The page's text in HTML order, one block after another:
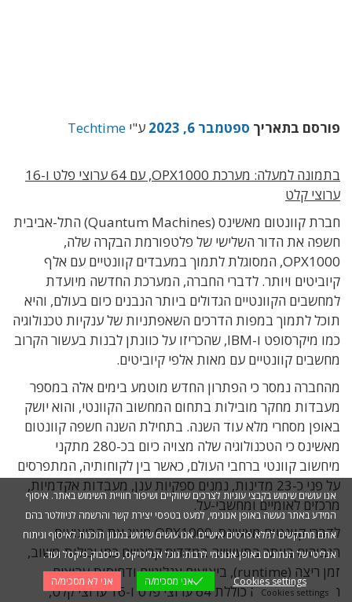
פורסם בתאריך ספטמבר 6, 2023 ע"י Techtime
בתמונה למעלה: מערכת OPX1000, עם 64 ערוצי פלט ו-16
ערוצי קלט
חברת קוונטום מאשינס (Quantum Machines) התל-אביבית
חשפה את הדור השלישי של פלטפורמת הבקרה שלה,
OPX1000, המסוגלת לתמוך במעבדים קוונטיים עם אלף
קיוביטים ויותר. לדברי החברה, המערכת החדשה מיועדת
למחשבים הקוונטיים הגדולים ביותר הנבנים כיום בעולם, והיא
תוכל לתמוך במפות הדרכים השאפתניות של ענקיות טכנולוגיה
כמו מיקרסופט ו-IBM, שהכריזו על כוונתן לבנות בעשור הקרוב
מחשבים קוונטיים עם מאות אלפי קיוביטים.
מהחברה נמסר כי הפתרון החדש מוטמע בימים אלה במספר
מעבדות מחקר מובילות בתחום המחשוב הקוונטי, והוא יושק
באופן מסחרי מלא עוד השנה. בתחילת השנה חשפה קוונטום
מאשינס כי הטכנולוגיה שלה מצויה כיום בכ-280 מתקני
מיחשוב קוונטי ברחבי העולם, כאשר בין לקוחותיה, המתפרסים
על פני כ-23 מדינות, נמנים ספקיות ענן, מעבדות אקדמיות,
מרכזים לאומיים ומחשבי-על.
לדברי קוונטום מאשינס, OPX1000 מציג את הביצועים
הגבוהים ביותר בתעשייה במדדים קריטיים כמו יכולות משוב,
זמן ריצה (runtime), ביצועים אנלוגיים ודחיסות ערוצים.
המערכת החדשה כוללת 64 ערוצי פלט ו-16 ערוצי קלט,
אנו עושים שימוש בקבצי עוגיות לצרכים שיווקיים ושיפור חוויית השימוש באתר. איסוף
המידע באתר נעשה באופן אנונימי, למעט בטפסי יצירת קשר והרשמה לניוזלטר בהם
אתם מתבקשים למלא פרטים אישיים. אנו עושים שימוש במגוון תוכנות לאיסוף וניתוח
אנליטי של הנתונים באופן אנונימי לרבות: גוגל אנליטיקס, פייסבוק פיקסל ועוד.
Cookies settings
אני מסכימ/ה אני לא מסכימ/ה
Cookies settings